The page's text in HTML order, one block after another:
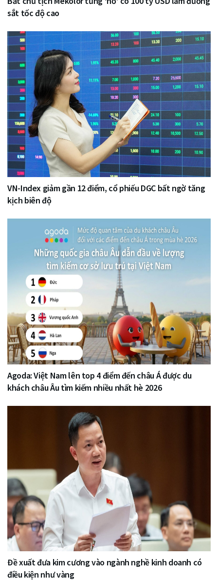
sắt tốc độ cao
VN-Index giảm gần 12 điểm, cổ phiếu DGC bất ngờ tăng
kịch biên độ
Agoda: Việt Nam lên top 4 điểm đến châu Á được du
khách châu Âu tìm kiếm nhiều nhất hè 2026
Đề xuất đưa kim cương vào ngành nghề kinh doanh có
điều kiện như vàng